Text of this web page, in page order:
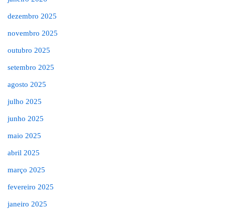
dezembro 2025
novembro 2025
outubro 2025
setembro 2025
agosto 2025
julho 2025
junho 2025
maio 2025
abril 2025
março 2025
fevereiro 2025
janeiro 2025